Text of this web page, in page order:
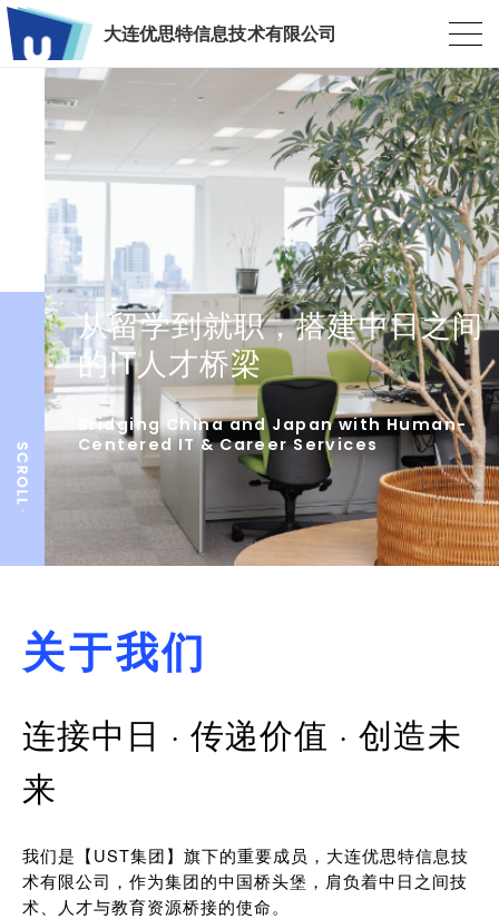
大连优思特信息技术有限公司
从留学到就职，搭建中日之间
的IT人才桥梁
Bridging China and Japan with Human-
Centered IT & Career Services
关于我们
连接中日 · 传递价值 · 创造未
来
我们是【UST集团】旗下的重要成员，大连优思特信息技
术有限公司，作为集团的中国桥头堡，肩负着中日之间技
术、人才与教育资源桥接的使命。